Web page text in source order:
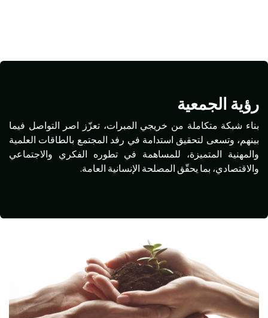
رؤية الجمعية
بناء شبكة متكاملة من خريجي المبرات، تعزّز اصر التواصل فيما
بينهم، وتسعى لتحقيق استدامة في رفد المجتمع بالطاقات العلمية
والمهنية المتميزة، للمساهمة في تطوره الفكري والاجتماعي
والاقتصادي، بما يحقّق المصلحة الإنسانية العامة.